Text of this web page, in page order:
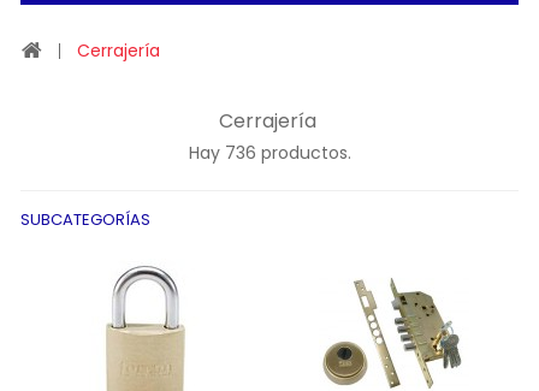
Cerrajería
Cerrajería
Hay 736 productos.
SUBCATEGORÍAS